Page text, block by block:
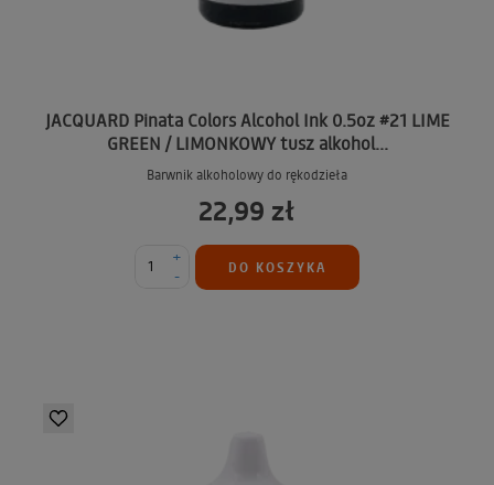
JACQUARD Pinata Colors Alcohol Ink 0.5oz #21 LIME
GREEN / LIMONKOWY tusz alkohol...
Barwnik alkoholowy do rękodzieła
22,99 zł
-
+
DO KOSZYKA